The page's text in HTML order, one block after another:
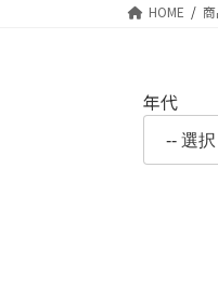
HOME
年代